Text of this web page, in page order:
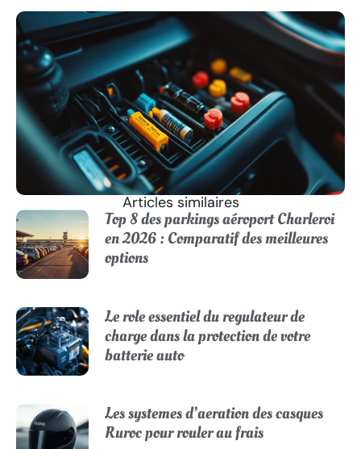
Articles similaires
Top 8 des parkings aéroport Charleroi
en 2026 : Comparatif des meilleures
options
Le role essentiel du regulateur de
charge dans la protection de votre
batterie auto
Les systemes d’aeration des casques
Ruroc pour rouler au frais